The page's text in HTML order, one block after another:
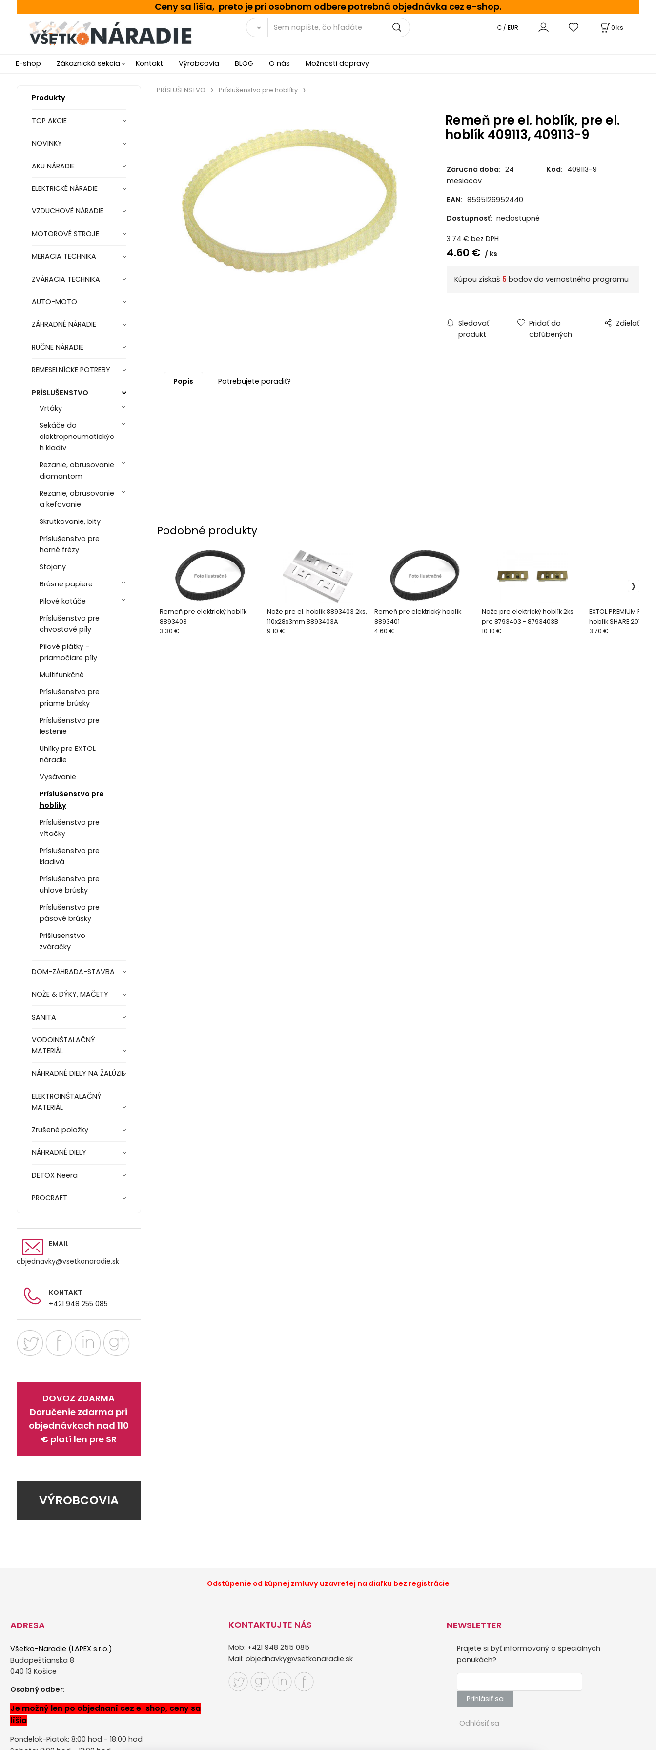
Ceny sa líšia, preto je pri osobnom odbere potrebná objednávka cez e-shop.
0 ks
€ / EUR
E-shop Zákaznická sekcia Kontakt Výrobcovia BLOG O nás Možnosti dopravy
Produkty
TOP AKCIE
NOVINKY
AKU NÁRADIE
ELEKTRICKÉ NÁRADIE
VZDUCHOVÉ NÁRADIE
MOTOROVÉ STROJE
MERACIA TECHNIKA
ZVÁRACIA TECHNIKA
AUTO-MOTO
ZÁHRADNÉ NÁRADIE
RUČNE NÁRADIE
REMESELNÍCKE POTREBY
PRÍSLUŠENSTVO
Vrtáky
Sekáče do
elektropneumatickýc
h kladív
Rezanie, obrusovanie
diamantom
Rezanie, obrusovanie
a kefovanie
Skrutkovanie, bity
Príslušenstvo pre
horné frézy
Stojany
Brúsne papiere
Pilové kotúče
Príslušenstvo pre
chvostové píly
Pílové plátky -
priamočiare píly
Multifunkčné
Príslušenstvo pre
priame brúsky
Príslušenstvo pre
leštenie
Uhlíky pre EXTOL
náradie
Vysávanie
Príslušenstvo pre
hoblíky
Príslušenstvo pre
vŕtačky
Príslušenstvo pre
kladivá
Príslušenstvo pre
uhlové brúsky
Príslušenstvo pre
pásové brúsky
Prišlusenstvo
zváračky
DOM-ZÁHRADA-STAVBA
NOŽE & DÝKY, MAČETY
SANITA
VODOINŠTALAČNÝ
MATERIÁL
NÁHRADNÉ DIELY NA ŽALÚZIE
ELEKTROINŠTALAČNÝ
MATERIÁL
Zrušené položky
NÁHRADNÉ DIELY
DETOX Neera
PROCRAFT
EMAIL
objednavky@vsetkonaradie.sk
KONTAKT
+421 948 255 085
DOVOZ ZDARMA
Doručenie zdarma pri
objednávkach nad 110
€ platí len pre SR
VÝROBCOVIA
PRÍSLUŠENSTVO Príslušenstvo pre hoblíky
Remeň pre el. hoblík, pre el.
hoblík 409113, 409113-9
Záručná doba: 24
mesiacov
Kód: 409113-9
EAN: 8595126952440
Dostupnosť: nedostupné
3.74 € bez DPH
4.60 € ks
Kúpou získaš 5 bodov do vernostného programu
Sledovať
produkt
Pridať do
obľúbených
Zdielať
Popis Potrebujete poradiť?
Podobné produkty
Remeň pre elektrický hoblík
8893403
3.30 €
Nože pre el. hoblík 8893403 2ks,
110x28x3mm 8893403A
9.10 €
Remeň pre elektrický hoblík
8893401
4.60 €
Nože pre elektrický hoblík 2ks,
pre 8793403 - 8793403B
10.10 €
EXTOL PREMIUM
hoblík SHARE 20V
3.70 €
Odstúpenie od kúpnej zmluvy uzavretej na diaľku bez registrácie
ADRESA
Všetko-Naradie (LAPEX s.r.o.)
Budapeštianska 8
040 13 Košice
Osobný odber:
Je možný len po objednaní cez e-shop, ceny sa
líšia
Pondelok-Piatok: 8:00 hod - 18:00 hod
KONTAKTUJTE NÁS
Mob: +421 948 255 085
Mail: objednavky@vsetkonaradie.sk
NEWSLETTER
Prajete si byť informovaný o špeciálnych
ponukách?
Prihlásiť sa
Odhlásiť sa